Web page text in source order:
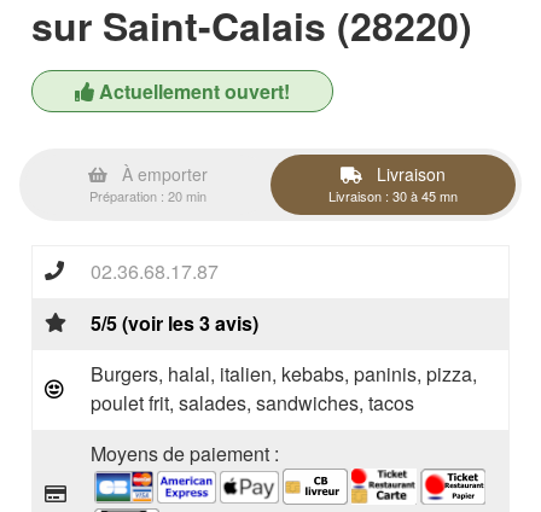
sur Saint-Calais (28220)
Actuellement ouvert!
À emporter
Préparation : 20 min
Livraison
Livraison : 30 à 45 mn
02.36.68.17.87
5/5 (voir les 3 avis)
Burgers, halal, italien, kebabs, paninis, pizza,
poulet frit, salades, sandwiches, tacos
Moyens de paiement :